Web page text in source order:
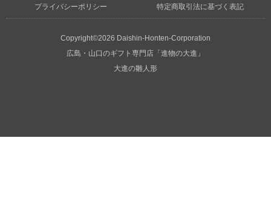
プライバシーポリシー 特定商取引法に基づく表記
Copyright©2026 Daishin-Honten-Corporation
広島・山口のギフト専門店「進物の大進」
大進の雛人形